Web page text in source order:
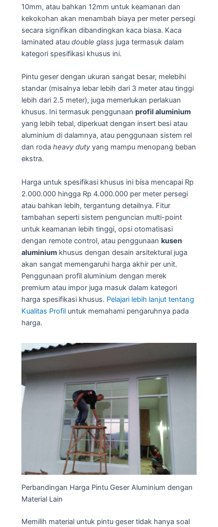
10mm, atau bahkan 12mm untuk keamanan dan
kekokohan akan menambah biaya per meter persegi
secara signifikan dibandingkan kaca biasa. Kaca
laminated atau double glass juga termasuk dalam
kategori spesifikasi khusus ini.
Pintu geser dengan ukuran sangat besar, melebihi
standar (misalnya lebar lebih dari 3 meter atau tinggi
lebih dari 2.5 meter), juga memerlukan perlakuan
khusus. Ini termasuk penggunaan profil aluminium
yang lebih tebal, diperkuat dengan insert besi atau
aluminium di dalamnya, atau penggunaan sistem rel
dan roda heavy duty yang mampu menopang beban
ekstra.
Harga untuk spesifikasi khusus ini bisa mencapai Rp
2.000.000 hingga Rp 4.000.000 per meter persegi
atau bahkan lebih, tergantung detailnya. Fitur
tambahan seperti sistem penguncian multi-point
untuk keamanan lebih tinggi, opsi otomatisasi
dengan remote control, atau penggunaan kusen
aluminium khusus dengan desain arsitektural juga
akan sangat memengaruhi harga akhir per unit.
Penggunaan profil aluminium dengan merek
premium atau impor juga masuk dalam kategori
harga spesifikasi khusus. Pelajari lebih lanjut tentang
Kualitas Profil untuk memahami pengaruhnya pada
harga.
Perbandingan Harga Pintu Geser Aluminium dengan
Material Lain
Memilih material untuk pintu geser tidak hanya soal